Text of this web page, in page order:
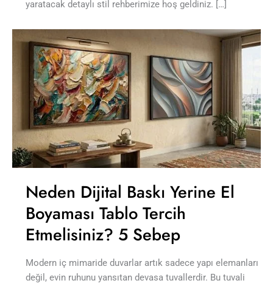
yaratacak detaylı stil rehberimize hoş geldiniz. […]
Neden Dijital Baskı Yerine El
Boyaması Tablo Tercih
Etmelisiniz? 5 Sebep
Modern iç mimaride duvarlar artık sadece yapı elemanları
değil, evin ruhunu yansıtan devasa tuvallerdir. Bu tuvali